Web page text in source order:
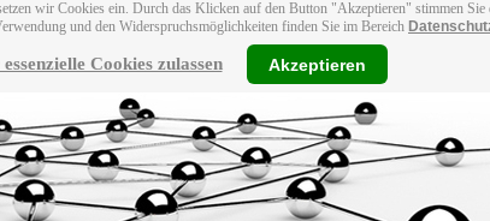
wir Cookies ein. Durch das Klicken auf den Button "Akzeptieren" stimmen
und den Widerspruchsmöglichkeiten finden Sie im Bereich
Cookies zulassen Akzeptieren